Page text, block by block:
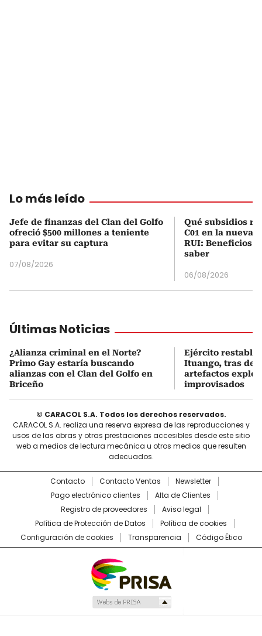
Lo más leído
Jefe de finanzas del Clan del Golfo
ofreció $500 millones a teniente
para evitar su captura
07/08/2026
Qué subsidios
C01 en la nueva
RUI: Beneficios
saber
06/08/2026
Últimas Noticias
¿Alianza criminal en el Norte?
Primo Gay estaría buscando
alianzas con el Clan del Golfo en
Briceño
Ejército
Ituango, tras
artefactos
improvisados
© CARACOL S.A. Todos los derechos reservados.
CARACOL S.A. realiza una reserva expresa de las reproducciones y
usos de las obras y otras prestaciones accesibles desde este sitio
web a medios de lectura mecánica u otros medios que resulten
adecuados.
Contacto Contacto Ventas
Newsletter
Pago electrónico clientes
Alta de Clientes
Registro de proveedores
Aviso legal
Política de Protección de Datos
Política de cookies
Configuración de cookies
Transparencia Código Ético